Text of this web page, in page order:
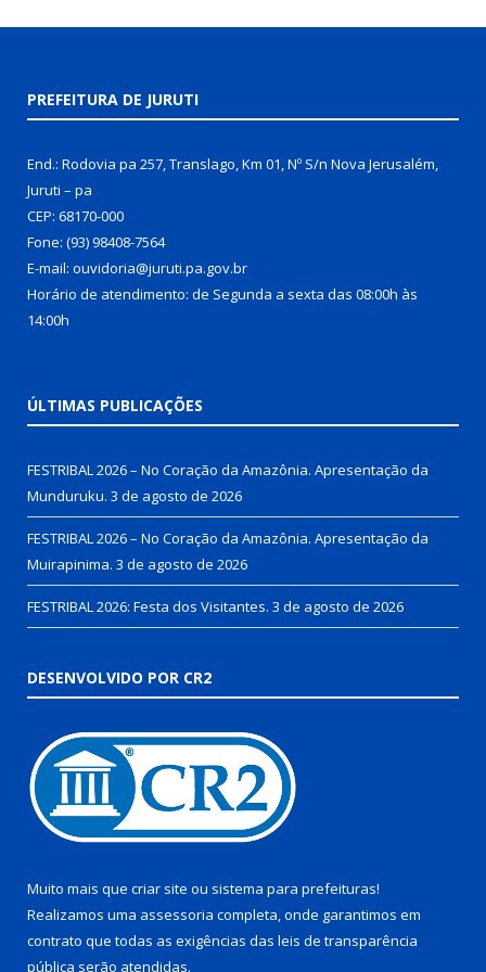
PREFEITURA DE JURUTI
End.: Rodovia pa 257, Translago, Km 01, Nº S/n Nova Jerusalém,
Juruti – pa
CEP: 68170-000
Fone: (93) 98408-7564
E-mail: ouvidoria@juruti.pa.gov.br
Horário de atendimento: de Segunda a sexta das 08:00h às
14:00h
ÚLTIMAS PUBLICAÇÕES
FESTRIBAL 2026 – No Coração da Amazônia. Apresentação da
Munduruku. 3 de agosto de 2026
FESTRIBAL 2026 – No Coração da Amazônia. Apresentação da
Muirapinima. 3 de agosto de 2026
FESTRIBAL 2026: Festa dos Visitantes. 3 de agosto de 2026
DESENVOLVIDO POR CR2
Muito mais que criar site ou sistema para prefeituras!
Realizamos uma assessoria completa, onde garantimos em
contrato que todas as exigências das leis de transparência
pública serão atendidas.